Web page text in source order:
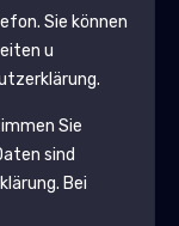
Sie können
u
Sie
sind
. Bei